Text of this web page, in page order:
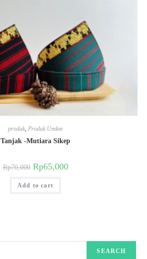
produk Produk Umkm
Tanjak -Mutiara Sikep
Rp70,000 Rp65,000
Add to cart
SEARCH